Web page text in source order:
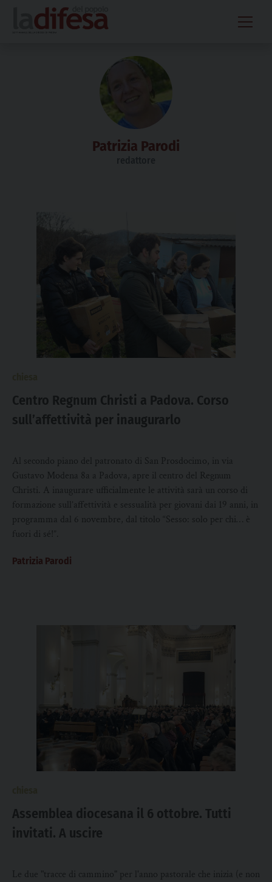
content
Patrizia Parodi
Centro Regnum Christi a Padova. Corso
sull’affettività per inaugurarlo
Al secondo piano del patronato di San Prosdocimo, in via
Gustavo Modena 8a a Padova, apre il centro del Regnum
Christi. A inaugurare ufficialmente le attività sarà un corso di
formazione sull’affettività e sessualità per giovani dai 19 anni, in
programma dal 6 novembre, dal titolo “Sesso: solo per chi… è
fuori di sé!”.
Patrizia Parodi
Assemblea diocesana il 6 ottobre. Tutti
invitati. A uscire
Le due "tracce di cammino" per l'anno pastorale che inizia (e non